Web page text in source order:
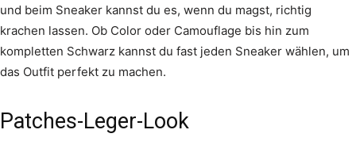
und beim Sneaker kannst du es, wenn du magst, richtig
krachen lassen. Ob Color oder Camouflage bis hin zum
kompletten Schwarz kannst du fast jeden Sneaker wählen, um
das Outfit perfekt zu machen.
Patches-Leger-Look